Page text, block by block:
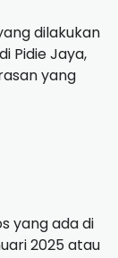
dilakukan
Pidie Jaya,
yang
yang ada di
2025 atau